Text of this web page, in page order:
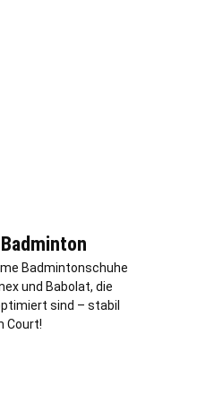
Badmintonschuhe
und Babolat, die
sind – stabil
Court!